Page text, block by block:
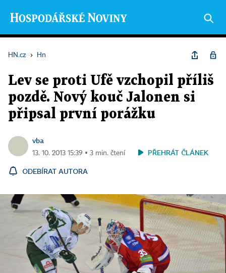
HN.cz › Hn
Lev se proti Ufě vzchopil příliš
pozdě. Nový kouč Jalonen si
připsal první porážku
vba
13. 10. 2013 15:39 ▪ 3 min. čtení PŘEHRÁT ČLÁNEK
ODEBÍRAT AUTORA